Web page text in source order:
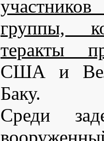
группы,
теракты
США и
Баку.
Среди